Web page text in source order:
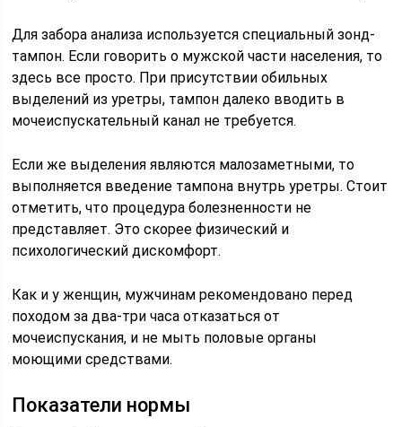
Для забора анализа используется специальный зонд-
тампон. Если говорить о мужской части населения, то
здесь все просто. При присутствии обильных
выделений из уретры, тампон далеко вводить в
мочеиспускательный канал не требуется.
Если же выделения являются малозаметными, то
выполняется введение тампона внутрь уретры. Стоит
отметить, что процедура болезненности не
представляет. Это скорее физический и
психологический дискомфорт.
Как и у женщин, мужчинам рекомендовано перед
походом за два-три часа отказаться от
мочеиспускания, и не мыть половые органы
моющими средствами.
Показатели нормы